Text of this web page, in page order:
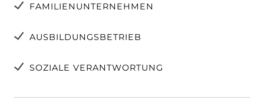
FAMILIENUNTERNEHMEN
AUSBILDUNGSBETRIEB
SOZIALE VERANTWORTUNG